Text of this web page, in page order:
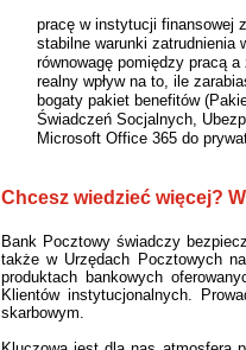
pracę w instytucji finansowej
stabilne warunki zatrudnienia
równowagę pomiędzy pracą
realny wpływ na to, ile
bogaty pakiet benefitów
Świadczeń Socjalnych,
Microsoft Office 365 do
Chcesz wiedzieć więcej?
Bank Pocztowy świadczy
także w Urzędach Pocztowych
produktach bankowych
Klientów instytucjonalnych.
skarbowym.